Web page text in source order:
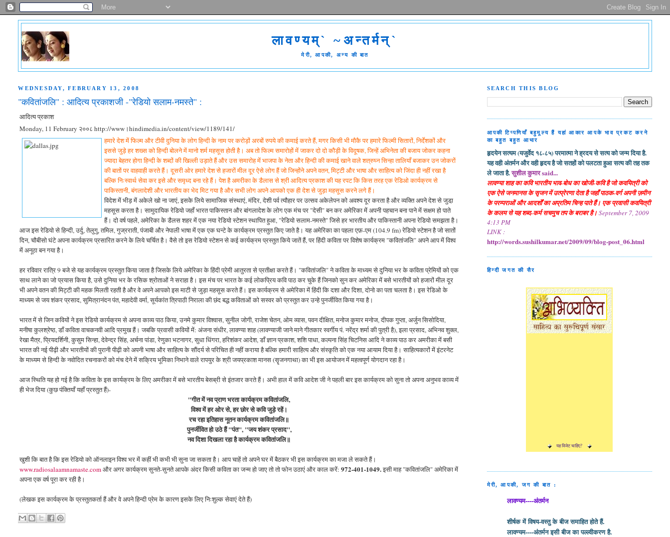
लावण्यम्` ~अन्तर्मन्`
मेरी, आपकी, अन्य की बात
WEDNESDAY, FEBRUARY 13, 2008
"कवितांजलि" : आदित्य प्रकाशजी -"रेडियो सलाम-नमस्ते" :
आदित्य प्रकाश
Monday, 11 February २००८ http://www।hindimedia.in/content/view/1189/141/
हमारे देश में फिल्म और टीवी दुनिया के लोग हिन्दी के नाम पर करोड़ों अरबों रुपये की कमाई करते हैं, मगर किसी भी मौकै पर हमारे फिल्मी सितारों, निर्देशकों और
इससे जुड़े हर शख्स को हिन्दी बोलने में मानो शर्म महसूस होती है। अब तो फिल्म समारोहों में जाकर दो दो कौड़ी के विदूषक, जिन्हें अभिनेता की बजाय जोकर कहना
ज्यादा बेहतर होगा हिन्दी के शब्दों की खिल्ली उड़ाते हैं और उस समारोह में भाजपा के नेता और हिन्दी की कमाई खाने वाले शत्रुघ्न सिन्हा तालियाँ बजाकर उन जोकरों
की बातों पर वाहवाही करते हैं। दूसरी ओर हमारे देश से हजारों मील दूर ऐसे लोग हैं जो जिन्होंने अपने वतन, मिट्टी और भाषा और साहित्य को जिंदा ही नहीं रखा है
बल्कि निःस्वार्थ सेवा कर इसे और समृध्द बना रहे हैं। पेश है अमरीका के डैलास से श्री आदित्य प्रकाश की यह रपट कि किस तरह एक रेडिओ कार्यक्रम से
पाकिस्तानी, बंगलादेशी और भारतीय का भेद मिट गया है और सभी लोग अपने आपको एक ही देश से जुड़ा महसूस करने लगे हैं।
विदेश में भीड़ में अकेले खो ना जाएं, इसके लिये सामाजिक संस्थाएं, मंदिर, देशी पर्व त्यौहार पर उत्सव अकेलेपन को अवश्य दूर करता है और व्यक्ति अपने देश से जुडा़
महसूस करता है। सामुदायिक रेडियो जहाँ भारत पाकिस्तान और बांगलादेश के लोग एक मंच पर "देसी" बन कर अमेरिका में अपनी पहचान बना पाने में सक्षम हो पाते
हैं। दो वर्ष पहले, अमेरिका के डैलस शहर में एक नया रेडियो स्टेशन स्थापित हुआ, "रेडियो सलाम-नमस्ते" जिसे हर भारतीय और पाकिस्तानी अपना रेडियो समझता है।
आज इस रेडियो से हिन्दी, उर्दु, तेलुगु, तमिल, गुज्रराती, पंजाबी और नेपाली भाषा में एक एक घन्टे के कार्यक्रम प्रस्तुत किए जाते है। यह अमेरिका का पहला एफ़-एम (104.9 fm) रेडियो स्टेशन है जो सातों
दिन, चौबीसो घंटे अपना कार्यक्रम प्रसारित करने के लिये चर्चित है। वैसे तो इस रेडियो स्टेशन से कई कार्यक्रम प्रस्तुत किये जातें हैं, पर हिंदी कविता पर विशेष कार्यक्रम "कवितांजलि" अपने आप में विश्व
में अनूठा बन गया है।
हर रविवार रात्रि 9 बजे से यह कार्यक्रम प्रस्तुत किया जाता है जिसके लिये अमेरिका के हिंदी प्रेमी आतुरता से प्रतीक्षा करते हैं। "कवितांजलि" ने कविता के माध्यम से दुनिया भर के कविता प्रेमियों को एक
साथ लाने का जो प्रयास किया है, उसे दुनिया भर के रसिक श्रोताओं ने सराहा है। इस मंच पर भारत के कई लोकप्रिय कवि पाठ कर चुके हैं जिनको सुन कर अमेरिका में बसे भारतीयों को हजारों मील दूर
भी अपने वतन की मिट्टी की महक मिलती रहती है और वे अपने आपको इस माटी से जुड़ा महसूस करते हैं। इस कार्यक्रम से अमेरिका में हिंदी कि दशा और दिशा, दोनो का पता चलता है। इस रेडिओ के
माध्यम से जय शंकर प्रसाद, सुमित्रानंदन पंत, महादेवी वर्मा, सूर्यकांत त्रिपाठी निराला की छंद बद्ध कविताओं को सस्वर को प्रस्तुत कर उन्हे पुनर्जीवित किया गया है।
भारत में से जिन कवियों ने इस रेडियो कार्यक्रम से अपना काव्य पाठ किया, उनमे कुमार विश्वास, सुनील जोगी, राजेश चेतन, ओम व्यास, पवन दीक्षित, मनोज कुमार मनोज, दीपक गुप्ता, अर्जुन सिसोदिया,
मनीषा कुलश्रेष्ठ, डाँ कविता वाचकनवी आदि प्रमुख हैं। जबकि प्रवासी कवियों में: अंजना संधीर, लावण्या शाह (लावण्याजी जाने माने गीतकार स्वर्गीय पं. नरेंद्र शर्मा की पुत्री है), इला प्रसाद, अभिनव शुक्ल,
रेखा मैत्र, प्रियदर्शिनी, कुसुम सिन्हा, देवेन्द्र सिंह, अर्चना पांडा, रेणुका भटनागर, सुधा धिंगरा, हरिशंकर आदेश, डाँ ज्ञान प्रकाश, शशि पाधा, कल्पना सिंह चिटनिस आदि ने काव्य पाठ कर अमरीका में बसी
भारत की नई पीढ़ी और भारतीयों की पुरानी पीढ़ी को अपनी भाषा और साहित्य के सौंदर्य से परिचित ही नहीं कराया है बल्कि हमारी साहित्य और संस्कृति को एक नया आयाम दिया है। साहित्यकारों में इंटरनेट
के माध्यम से हिन्दी के नवोदित रचनाकरों को मंच देने में सक्रिय भूमिका निभाने वाले रापयुर के श्री जयप्रकाश मानस (सॄजनगाथा) का भी इस आयोजन में महत्वपूर्ण योगदान रहा है।
आज स्थिति यह हो गई है कि कविता के इस कार्यक्रम के लिए अमरीका में बसे भारतीय बेसब्री से इंतजार करते हैं। अभी हाल में कवि आदेश जी ने पहली बार इस कार्यक्रम को सुना तो अपना अनुभव काव्य में
ही भेज दिया (कुछ पंक्तियाँ यहाँ प्रस्तुत हैं)-
"गीत में नव प्राण भरता कार्यक्रम कवितांजलि,
विश्व में हर ओर से, हर छोर से कवि जुड़े रहें।
रच रहा इतिहास नूतन कार्यक्रम कवितांजलि॥
पुनर्जीवित हो उठे हैं "पंत", "जय शंकर प्रसाद",
नव दिशा दिखला रहा है कार्यक्रम कवितांजलि॥
खुशी कि बात है कि इस रेडियो को ऑनलाइन विश्व भर में कहीं भी कभी भी सुना जा सकता है। आप चाहें तो अपने घर में बैठकर भी इस कार्यक्रम का मजा ले सकते हैं।
www.radiosalaamnamaste.comऔर अगर कार्यक्रम सुनते-सुनते आपके अंदर किसी कविता का जन्म हो जाए तो तो फोन उठाएं और काल करें: 972-401-1049.इसी माह "कवितांजलि" अमेरिका में
अपना एक वर्ष पूरा कर रही है।
(लेखक इस कार्यक्रम के प्रस्तुतकर्ता हैं और वे अपने हिन्दी प्रेम के कारण इसके लिए निःशुल्क सेवाएं देते हैं)
SEARCH THIS BLOG
आपकी टिप्पणियाँ बहुमूल्य हैं यहां आकार आपके भाव प्रकट करने
का बहुत बहुत आभार
हृदयेन सत्यम (यजुर्वेद १८-८५) परमात्मा ने ह्रदय से सत्य को जन्म दिया है.
यह वही अंतर्मन और वही हृदय है जो सतहों को पलटता हुआ सत्य की तह तक
ले जाता है.सुशील कुमार said...
लावण्या शाह का कवि भारतीय भाव-बोध का खोजी-कवि है जो कवयित्री को
एक ऐसे जनमानस के सृजन में उत्प्रेरणा देता है जहाँ पाठक-वर्ग अपनी ज़मीन
के परम्पराओं और आदर्शों का अप्रतिम चिन्ह पाते हैं। एक प्रवासी कवयित्री
के कलम से यह शब्द-कर्म सचमुच तप के बराबर है। September 7, 2009
4:13 PM
LINK :
http://words.sushilkumar.net/2009/09/blog-post_06.html
हिन्दी जगत की सैर
यह विजेट चाहिए?
मेरी, आपकी, जग की बात :
लावण्यम----अंतर्मन
शीर्षक में विषय-वस्तु के बीज समाहित होते हैं.
लावण्यम----अंतर्मन इसी बीज का पल्ल्वीकरण है.